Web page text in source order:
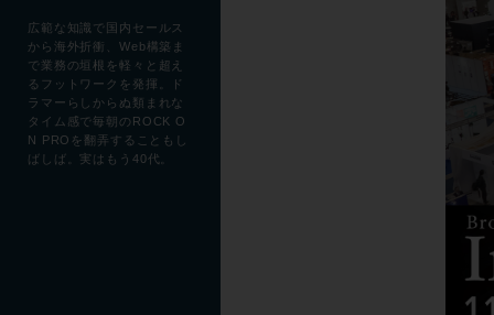
広範な知識で国内セールス
から海外折衝、Web構築ま
で業務の垣根を軽々と超え
るフットワークを発揮。ド
ラマーらしからぬ類まれな
タイム感で毎朝のROCK O
N PROを翻弄することもし
ばしば。実はもう40代。